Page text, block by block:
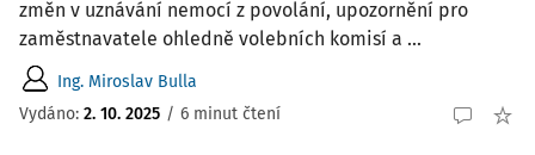
změn v uznávání nemocí z povolání, upozornění pro
zaměstnavatele ohledně volebních komisí a ...
Ing. Miroslav Bulla
Vydáno: 2. 10. 2025 / 6 minut čtení